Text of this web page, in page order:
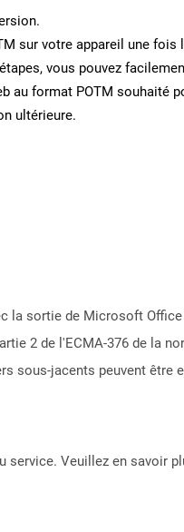
sur votre appareil une fois
vous pouvez
au format POTM souhaité
ultérieure.
la sortie de Microsoft Office
2 de l'ECMA-376 de la
sous-jacents peuvent être
service. Veuillez en savoir